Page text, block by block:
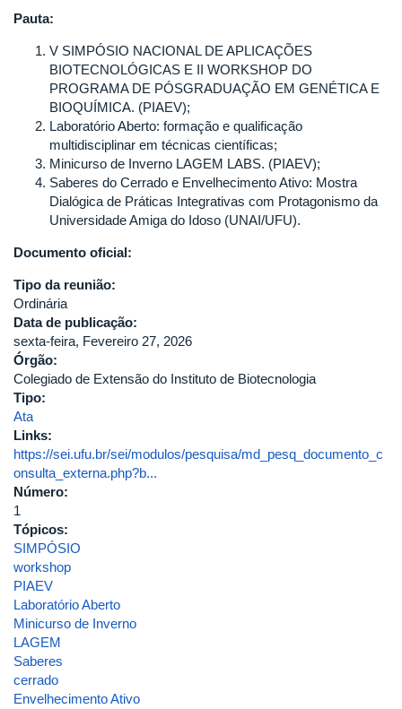
Pauta:
V SIMPÓSIO NACIONAL DE APLICAÇÕES
BIOTECNOLÓGICAS E II WORKSHOP DO
PROGRAMA DE PÓSGRADUAÇÃO EM GENÉTICA E
BIOQUÍMICA. (PIAEV);
Laboratório Aberto: formação e qualificação
multidisciplinar em técnicas científicas;
Minicurso de Inverno LAGEM LABS. (PIAEV);
Saberes do Cerrado e Envelhecimento Ativo: Mostra
Dialógica de Práticas Integrativas com Protagonismo da
Universidade Amiga do Idoso (UNAI/UFU).
Documento oficial:
Tipo da reunião:
Ordinária
Data de publicação:
sexta-feira, Fevereiro 27, 2026
Órgão:
Colegiado de Extensão do Instituto de Biotecnologia
Tipo:
Ata
Links:
https://sei.ufu.br/sei/modulos/pesquisa/md_pesq_documento_c
onsulta_externa.php?b...
Número:
1
Tópicos:
SIMPÓSIO
workshop
PIAEV
Laboratório Aberto
Minicurso de Inverno
LAGEM
Saberes
cerrado
Envelhecimento Ativo